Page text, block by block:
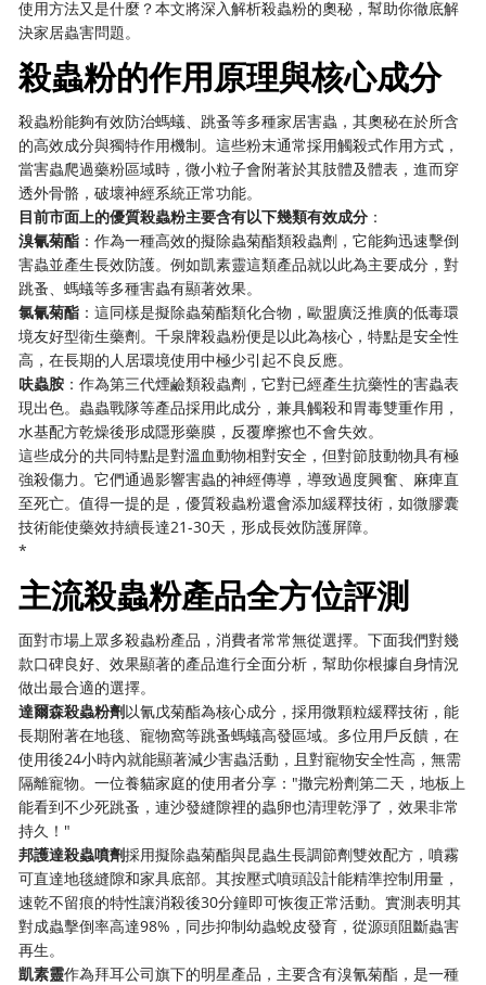
使用方法又是什麼？本文將深入解析殺蟲粉的奧秘，幫助你徹底解
決家居蟲害問題。
殺蟲粉的作用原理與核心成分
殺蟲粉能夠有效防治螞蟻、跳蚤等多種家居害蟲，其奧秘在於所含
的高效成分與獨特作用機制。這些粉末通常採用觸殺式作用方式，
當害蟲爬過藥粉區域時，微小粒子會附著於其肢體及體表，進而穿
透外骨骼，破壞神經系統正常功能。
​目前市面上的優質殺蟲粉主要含有以下幾類有效成分​ ​：
​溴氰菊酯​ ​：作為一種高效的擬除蟲菊酯類殺蟲劑，它能夠迅速擊倒
害蟲並產生長效防護。例如凱素靈這類產品就以此為主要成分，對
跳蚤、螞蟻等多種害蟲有顯著效果。
​氯氰菊酯​ ​：這同樣是擬除蟲菊酯類化合物，歐盟廣泛推廣的低毒環
境友好型衛生藥劑。千泉牌殺蟲粉便是以此為核心，特點是安全性
高，在長期的人居環境使用中極少引起不良反應。
​呋蟲胺​ ​：作為第三代煙鹼類殺蟲劑，它對已經產生抗藥性的害蟲表
現出色。蟲蟲戰隊等產品採用此成分，兼具觸殺和胃毒雙重作用，
水基配方乾燥後形成隱形藥膜，反覆摩擦也不會失效。
這些成分的共同特點是對溫血動物相對安全，但對節肢動物具有極
強殺傷力。它們通過影響害蟲的神經傳導，導致過度興奮、麻痺直
至死亡。值得一提的是，優質殺蟲粉還會添加緩釋技術，如微膠囊
技術能使藥效持續長達21-30天，形成長效防護屏障。
​*
主流殺蟲粉產品全方位評測
面對市場上眾多殺蟲粉產品，消費者常常無從選擇。下面我們對幾
款口碑良好、效果顯著的產品進行全面分析，幫助你根據自身情況
做出最合適的選擇。
​達爾森殺蟲粉劑​​以氰戊菊酯為核心成分，採用微顆粒緩釋技術，能
長期附著在地毯、寵物窩等跳蚤螞蟻高發區域。多位用戶反饋，在
使用後24小時內就能顯著減少害蟲活動，且對寵物安全性高，無需
隔離寵物。一位養貓家庭的使用者分享："撒完粉劑第二天，地板上
能看到不少死跳蚤，連沙發縫隙裡的蟲卵也清理乾淨了，效果非常
持久！"
​邦護達殺蟲噴劑​​採用擬除蟲菊酯與昆蟲生長調節劑雙效配方，噴霧
可直達地毯縫隙和家具底部。其按壓式噴頭設計能精準控制用量，
速乾不留痕的特性讓消殺後30分鐘即可恢復正常活動。實測表明其
對成蟲擊倒率高達98%，同步抑制幼蟲蛻皮發育，從源頭阻斷蟲害
再生。
​凱素靈​​作為拜耳公司旗下的明星產品，主要含有溴氰菊酯，是一種